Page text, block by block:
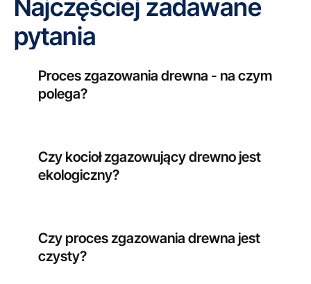
Najczęściej zadawane
pytania
Proces zgazowania drewna - na czym
polega?
Czy kocioł zgazowujący drewno jest
ekologiczny?
Czy proces zgazowania drewna jest
czysty?